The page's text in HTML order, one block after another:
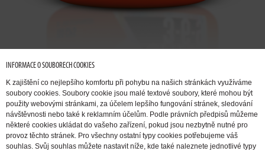
VOGLIOAUMENTARE
VOGLIO
INFORMACE O SOUBORECH COOKIES
K zajištění co nejlepšího komfortu při pohybu na našich stránkách využíváme
soubory cookies. Soubory cookie jsou malé textové soubory, které mohou být
použity webovými stránkami, za účelem lepšího fungování stránek, sledování
návštěvnosti nebo také k reklamním účelům. Podle právních předpisů můžeme
některé cookies ukládat do vašeho zařízení, pokud jsou nezbytně nutné pro
provoz těchto stránek. Pro všechny ostatní typy cookies potřebujeme váš
souhlas. Svůj souhlas můžete nastavit níže, kde také naleznete jednotlivé typy